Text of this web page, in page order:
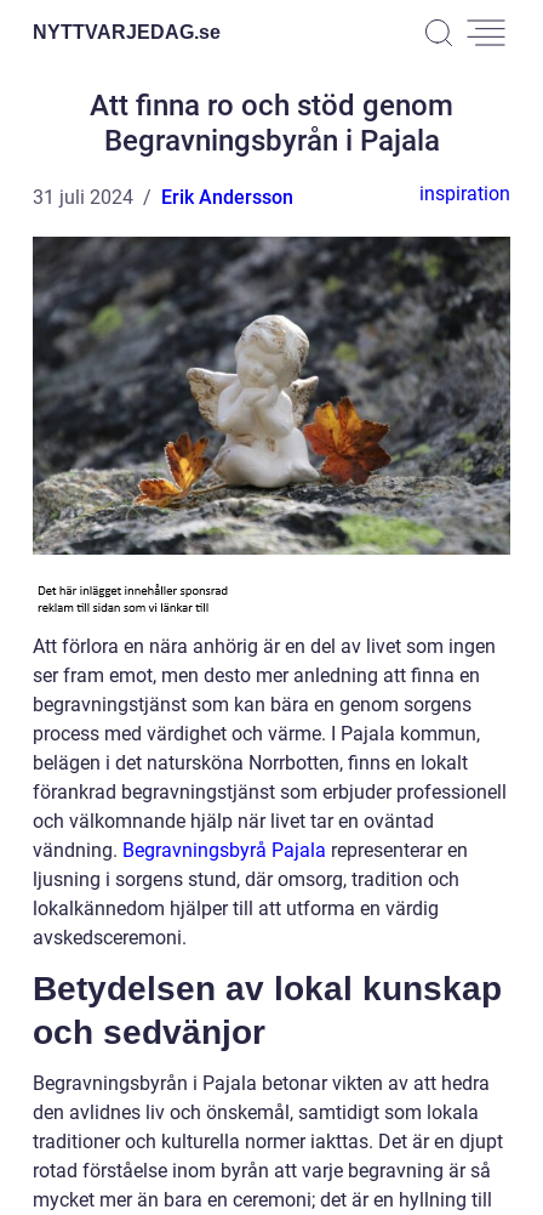
NYTTVARJEDAG.se
Att finna ro och stöd genom
Begravningsbyrån i Pajala
31 juli 2024 Erik Andersson inspiration
Att förlora en nära anhörig är en del av livet som ingen
ser fram emot, men desto mer anledning att finna en
begravningstjänst som kan bära en genom sorgens
process med värdighet och värme. I Pajala kommun,
belägen i det natursköna Norrbotten, finns en lokalt
förankrad begravningstjänst som erbjuder professionell
och välkomnande hjälp när livet tar en oväntad
vändning. Begravningsbyrå Pajala representerar en
ljusning i sorgens stund, där omsorg, tradition och
lokalkännedom hjälper till att utforma en värdig
avskedsceremoni.
Betydelsen av lokal kunskap
och sedvänjor
Begravningsbyrån i Pajala betonar vikten av att hedra
den avlidnes liv och önskemål, samtidigt som lokala
traditioner och kulturella normer iakttas. Det är en djupt
rotad förståelse inom byrån att varje begravning är så
mycket mer än bara en ceremoni; det är en hyllning till